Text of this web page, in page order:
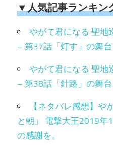
▼人気記事ランキン
やがて君になる 聖
– 第37話「灯す」の舞
やがて君になる 聖
– 第38話「針路」の舞
【ネタバレ感想】
と朝」 電撃大王2019年
の感謝を。